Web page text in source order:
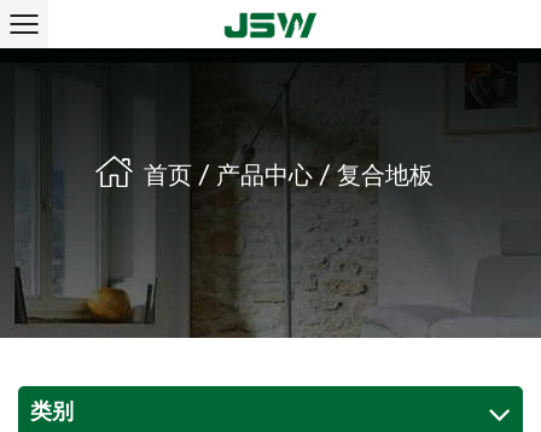
首页 / 产品中心 / 复合地板
类别